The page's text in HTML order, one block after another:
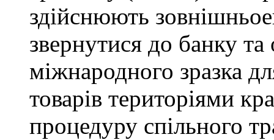
здійснюють
звернутися до банку
міжнародного зразка
товарів територіями
процедуру спільного